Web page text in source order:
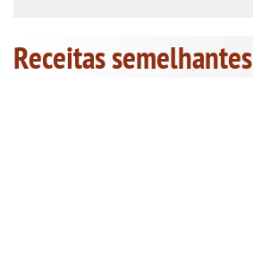
Receitas semelhantes